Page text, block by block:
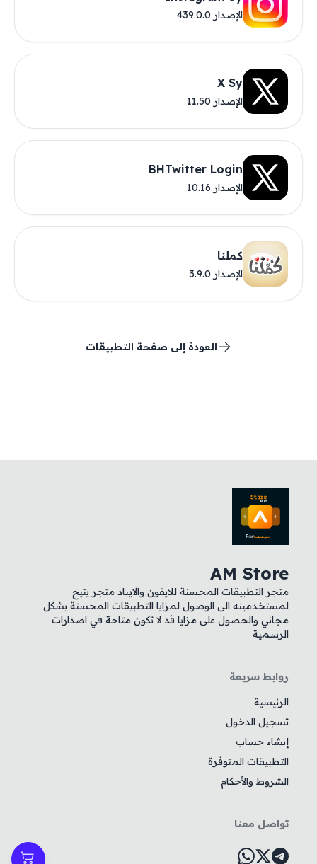
الإصدار 439.0.0
X Sy
الإصدار 11.50
BHTwitter Login
الإصدار 10.16
كملنا
الإصدار 3.9.0
العودة إلى صفحة التطبيقات
AM Store
متجر التطبيقات المحسنة للايفون والايباد متجر يتيح
لمستخدمينه الى الوصول لمزايا التطبيقات المحسنة بشكل
مجاني والحصول على مزايا قد لا تكون متاحة في اصدارات
الرسمية
روابط سريعة
الرئيسية
تسجيل الدخول
إنشاء حساب
التطبيقات المتوفرة
الشروط والأحكام
تواصل معنا